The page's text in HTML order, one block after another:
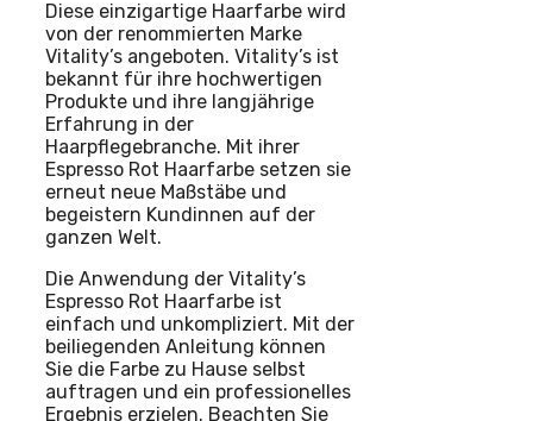
Diese einzigartige Haarfarbe wird
von der renommierten Marke
Vitality’s angeboten. Vitality’s ist
bekannt für ihre hochwertigen
Produkte und ihre langjährige
Erfahrung in der
Haarpflegebranche. Mit ihrer
Espresso Rot Haarfarbe setzen sie
erneut neue Maßstäbe und
begeistern Kundinnen auf der
ganzen Welt.
Die Anwendung der Vitality’s
Espresso Rot Haarfarbe ist
einfach und unkompliziert. Mit der
beiliegenden Anleitung können
Sie die Farbe zu Hause selbst
auftragen und ein professionelles
Ergebnis erzielen. Beachten Sie